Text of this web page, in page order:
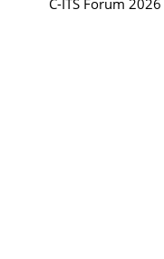
C-ITS Forum 2026